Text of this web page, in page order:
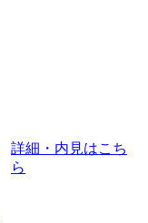
詳細・内見はこち
ら